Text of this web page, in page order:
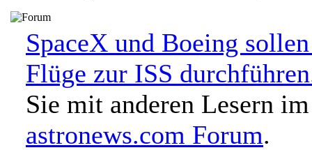
SpaceX und Boeing
Flüge zur ISS
Sie mit anderen Lesern im
astronews.com Forum.